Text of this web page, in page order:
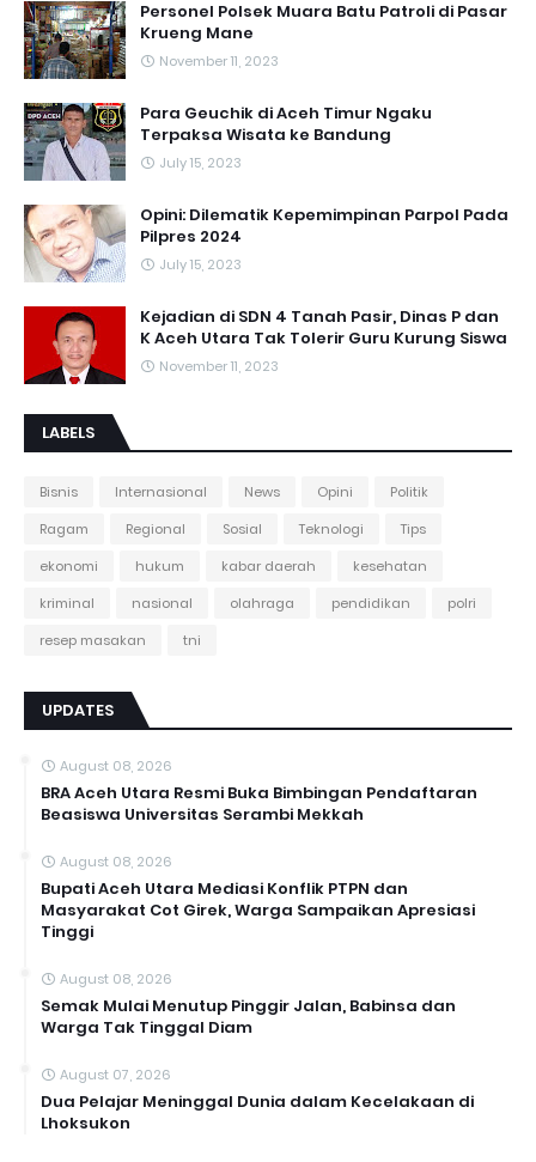
Personel Polsek Muara Batu Patroli di Pasar
Krueng Mane
November 11, 2023
Para Geuchik di Aceh Timur Ngaku
Terpaksa Wisata ke Bandung
July 15, 2023
Opini: Dilematik Kepemimpinan Parpol Pada
Pilpres 2024
July 15, 2023
Kejadian di SDN 4 Tanah Pasir, Dinas P dan
K Aceh Utara Tak Tolerir Guru Kurung Siswa
November 11, 2023
LABELS
Bisnis Internasional News Opini
Politik
Ragam
Regional Sosial Teknologi
Tips
ekonomi
hukum kabar daerah
kesehatan
kriminal
nasional olahraga pendidikan
polri
resep masakan
tni
UPDATES
August 08, 2026
BRA Aceh Utara Resmi Buka Bimbingan Pendaftaran
Beasiswa Universitas Serambi Mekkah
August 08, 2026
Bupati Aceh Utara Mediasi Konflik PTPN dan
Masyarakat Cot Girek, Warga Sampaikan Apresiasi
Tinggi
August 08, 2026
Semak Mulai Menutup Pinggir Jalan, Babinsa dan
Warga Tak Tinggal Diam
August 07, 2026
Dua Pelajar Meninggal Dunia dalam Kecelakaan di
Lhoksukon